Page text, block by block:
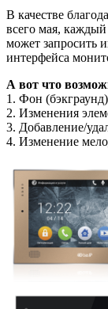
В качестве
всего мая, каждый
может запросить
интерфейса
А вот что
1. Фон (бэкграунд)
2. Изменения
3. Добавление/
4. Изменение